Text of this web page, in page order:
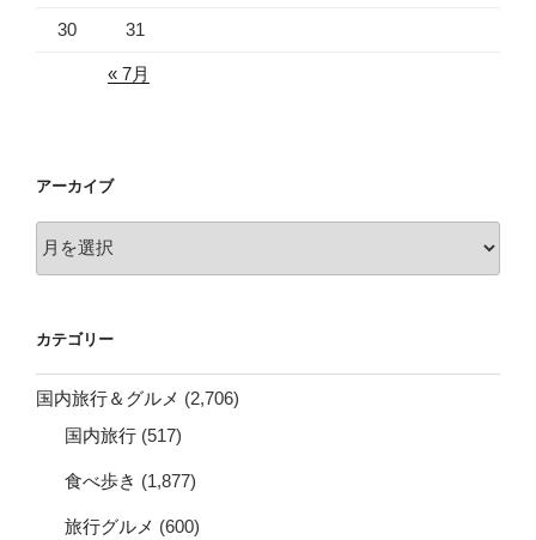
30 31
« 7月
アーカイブ
ー
ブ
カテゴリー
国内旅行＆グルメ (2,706)
国内旅行 (517)
食べ歩き (1,877)
旅行グルメ (600)